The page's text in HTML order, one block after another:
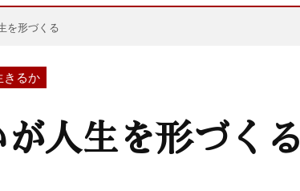
を形づくる
きるか
人生を形づくる